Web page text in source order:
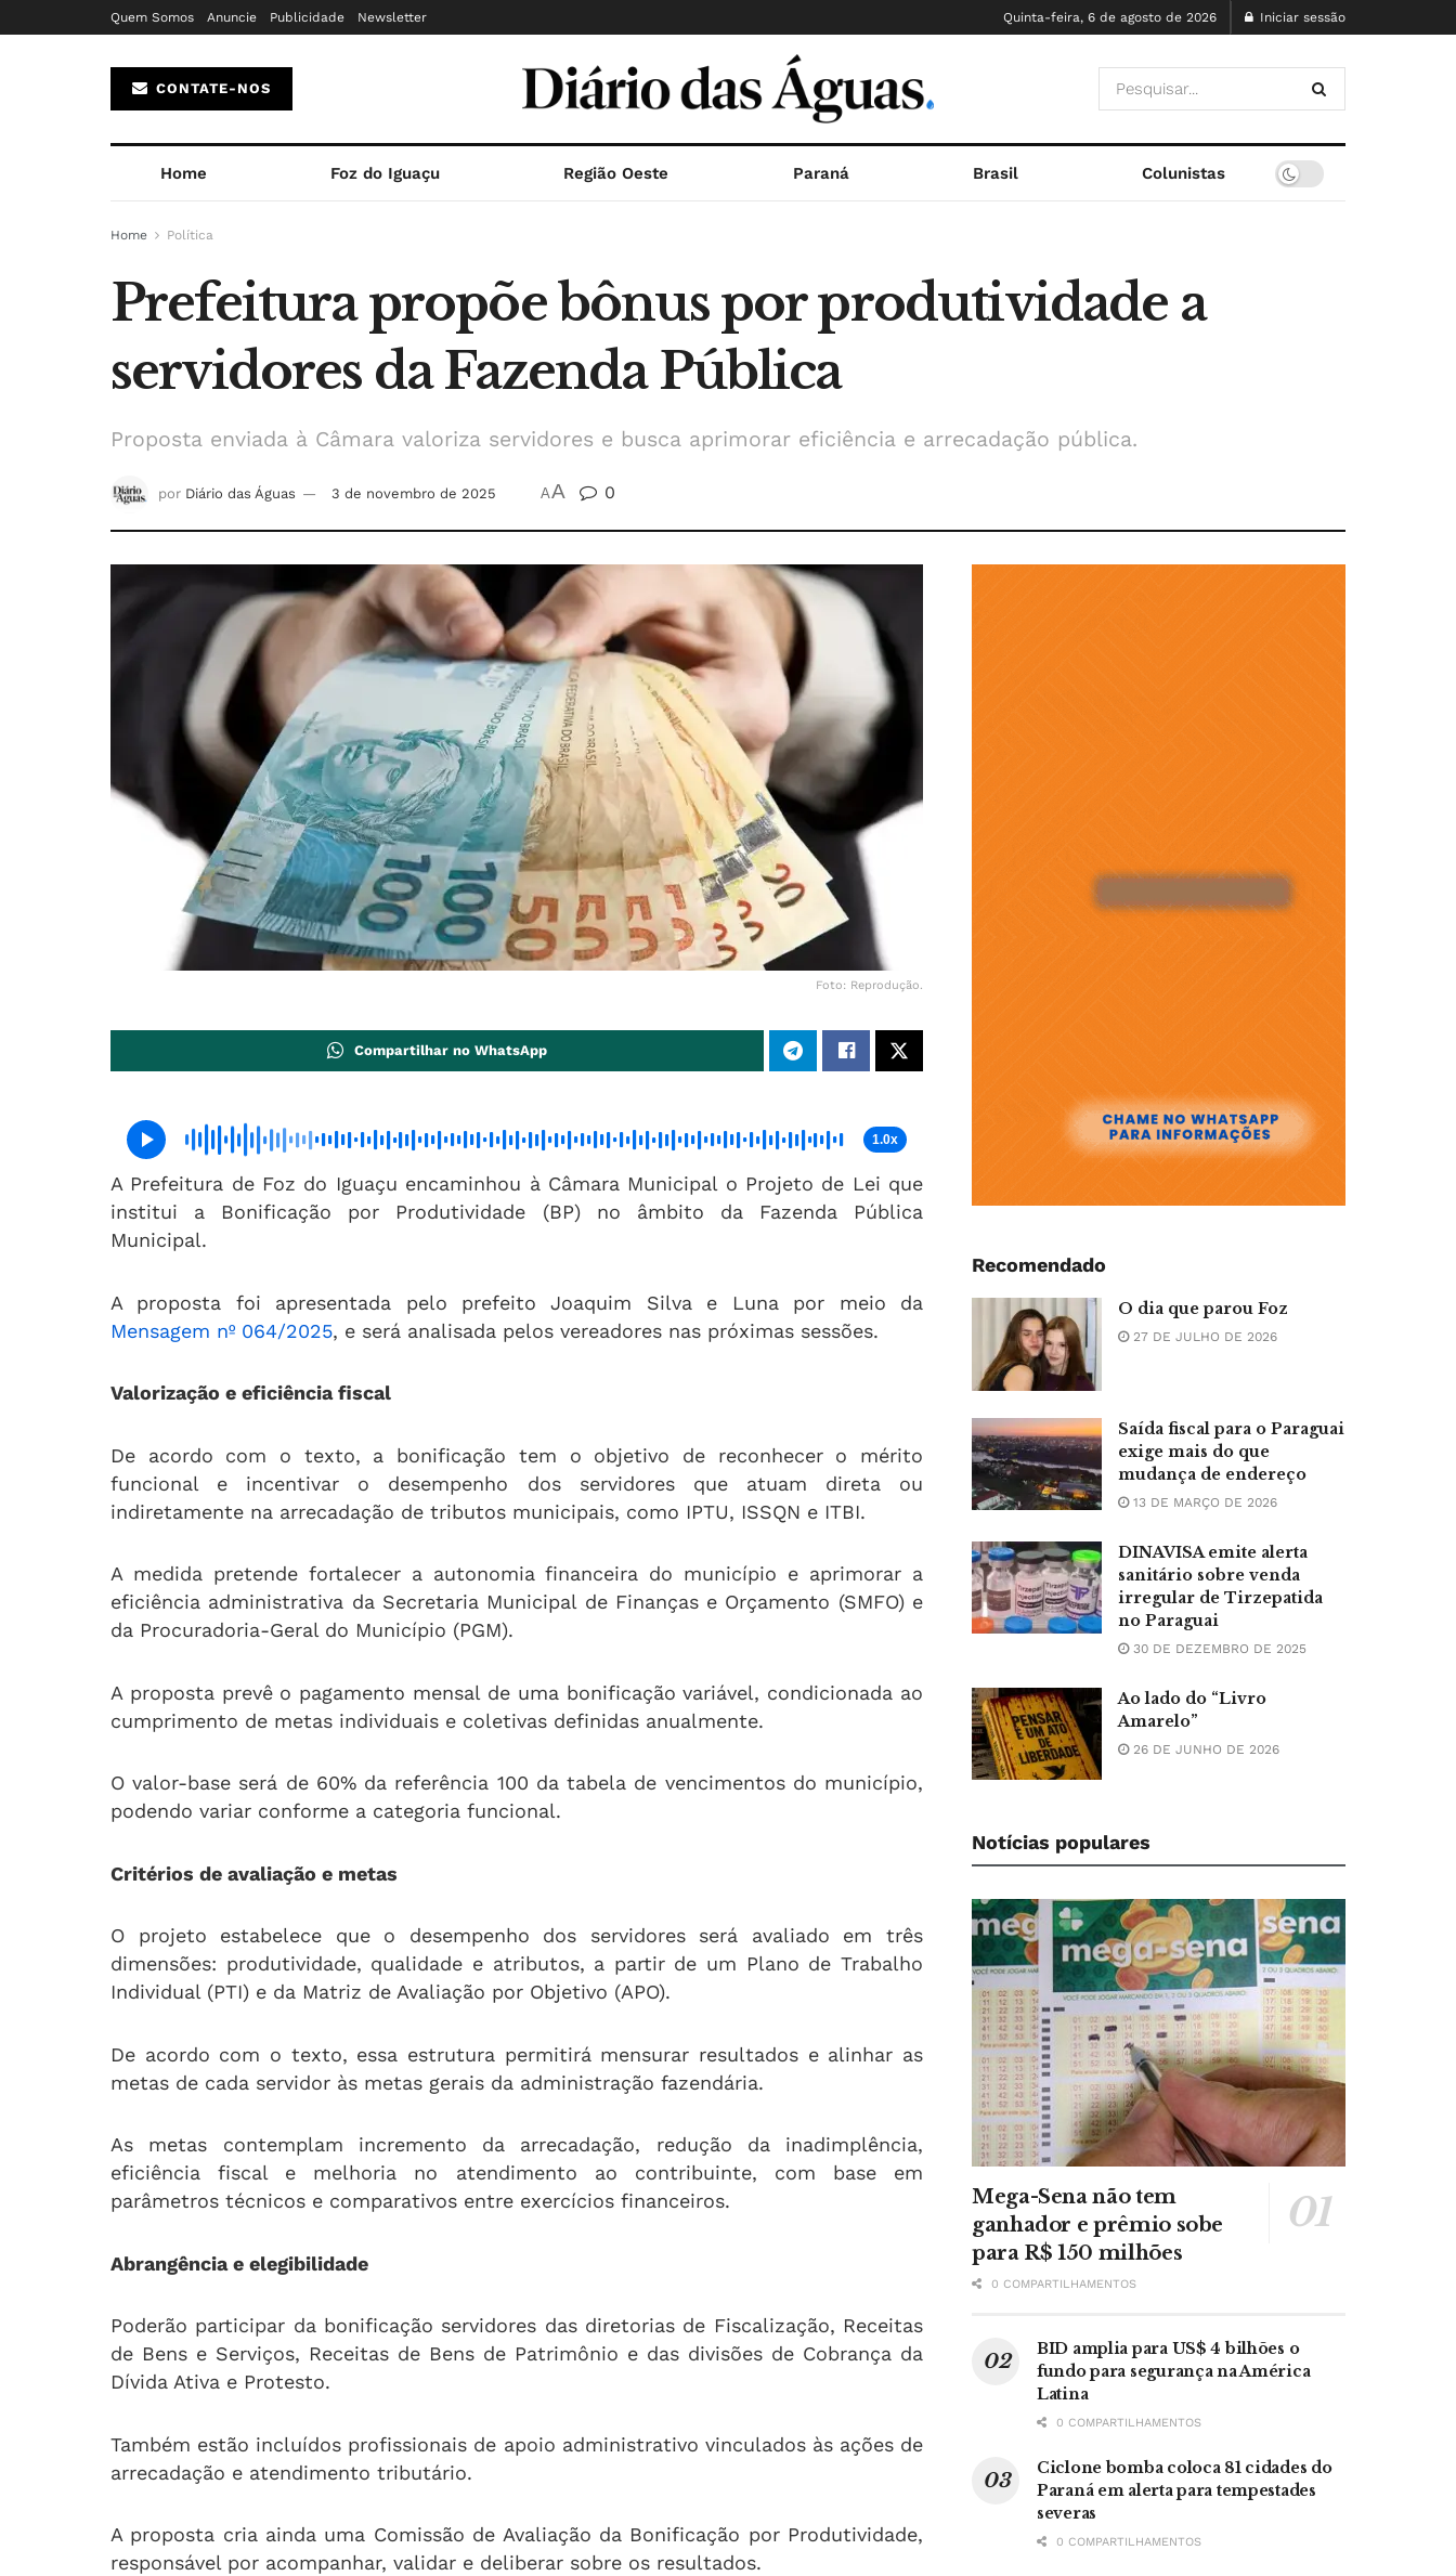
Quem Somos Anuncie Publicidade Newsletter Quinta-feira, 6 de agosto de 2026 Iniciar sessão
CONTATE-NOS
Home Foz do Iguaçu Região Oeste Paraná Brasil Colunistas
Home Política
Prefeitura propõe bônus por produtividade a
servidores da Fazenda Pública
Proposta enviada à Câmara valoriza servidores e busca aprimorar eficiência e arrecadação pública.
por Diário das Águas 3 de novembro de 2025 AA 0
Foto: Reprodução.
Compartilhar no WhatsApp
1.0x
A Prefeitura de Foz do Iguaçu encaminhou à Câmara Municipal o Projeto de Lei que
institui a Bonificação por Produtividade (BP) no âmbito da Fazenda Pública
Municipal.
A proposta foi apresentada pelo prefeito Joaquim Silva e Luna por meio da
Mensagem nº 064/2025, e será analisada pelos vereadores nas próximas sessões.
Valorização e eficiência fiscal
De acordo com o texto, a bonificação tem o objetivo de reconhecer o mérito
funcional e incentivar o desempenho dos servidores que atuam direta ou
indiretamente na arrecadação de tributos municipais, como IPTU, ISSQN e ITBI.
A medida pretende fortalecer a autonomia financeira do município e aprimorar a
eficiência administrativa da Secretaria Municipal de Finanças e Orçamento (SMFO) e
da Procuradoria-Geral do Município (PGM).
A proposta prevê o pagamento mensal de uma bonificação variável, condicionada ao
cumprimento de metas individuais e coletivas definidas anualmente.
O valor-base será de 60% da referência 100 da tabela de vencimentos do município,
podendo variar conforme a categoria funcional.
Critérios de avaliação e metas
O projeto estabelece que o desempenho dos servidores será avaliado em três
dimensões: produtividade, qualidade e atributos, a partir de um Plano de Trabalho
Individual (PTI) e da Matriz de Avaliação por Objetivo (APO).
De acordo com o texto, essa estrutura permitirá mensurar resultados e alinhar as
metas de cada servidor às metas gerais da administração fazendária.
As metas contemplam incremento da arrecadação, redução da inadimplência,
eficiência fiscal e melhoria no atendimento ao contribuinte, com base em
parâmetros técnicos e comparativos entre exercícios financeiros.
Abrangência e elegibilidade
Poderão participar da bonificação servidores das diretorias de Fiscalização, Receitas
de Bens e Serviços, Receitas de Bens de Patrimônio e das divisões de Cobrança da
Dívida Ativa e Protesto.
Também estão incluídos profissionais de apoio administrativo vinculados às ações de
arrecadação e atendimento tributário.
A proposta cria ainda uma Comissão de Avaliação da Bonificação por Produtividade,
responsável por acompanhar, validar e deliberar sobre os resultados.
Recomendado
O dia que parou Foz
27 DE JULHO DE 2026
Saída fiscal para o Paraguai
exige mais do que
mudança de endereço
13 DE MARÇO DE 2026
DINAVISA emite alerta
sanitário sobre venda
irregular de Tirzepatida
no Paraguai
30 DE DEZEMBRO DE 2025
Ao lado do “Livro
Amarelo”
26 DE JUNHO DE 2026
Notícias populares
Mega-Sena não tem
ganhador e prêmio sobe
para R$ 150 milhões
0 COMPARTILHAMENTOS
BID amplia para US$ 4 bilhões o
fundo para segurança na América
Latina
0 COMPARTILHAMENTOS
Ciclone bomba coloca 81 cidades do
Paraná em alerta para tempestades
severas
0 COMPARTILHAMENTOS